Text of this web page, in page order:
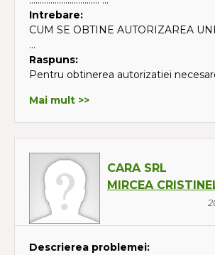
Intrebare:
CUM SE OBTINE AUTORIZAREA
...
Raspuns:
Pentru obtinerea autorizatiei
Mai mult >>
CARA SRL
MIRCEA
Descrierea problemei: